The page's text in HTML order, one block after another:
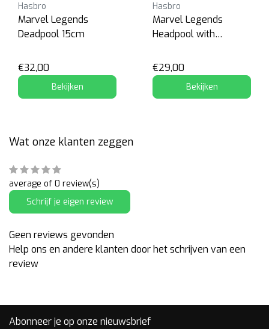
Hasbro
Marvel Legends
Deadpool 15cm
€32,00
Bekijken
Hasbro
Marvel Legends
Headpool with
€29,00
Bekijken
Wat onze klanten zeggen
average of 0 review(s)
Schrijf je eigen review
Geen reviews gevonden
Help ons en andere klanten door het schrijven van een
review
Abonneer je op onze nieuwsbrief